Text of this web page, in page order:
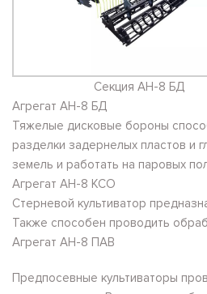
Секция АН-8 БД
Агрегат АН-8 БД
Тяжелые дисковые бороны
разделки задернелых пластов и
земель и работать на паровых
Агрегат АН-8 КСО
Стерневой культиватор
Также способен проводить
Агрегат АН-8 ПАВ
Предпосевные культиваторы